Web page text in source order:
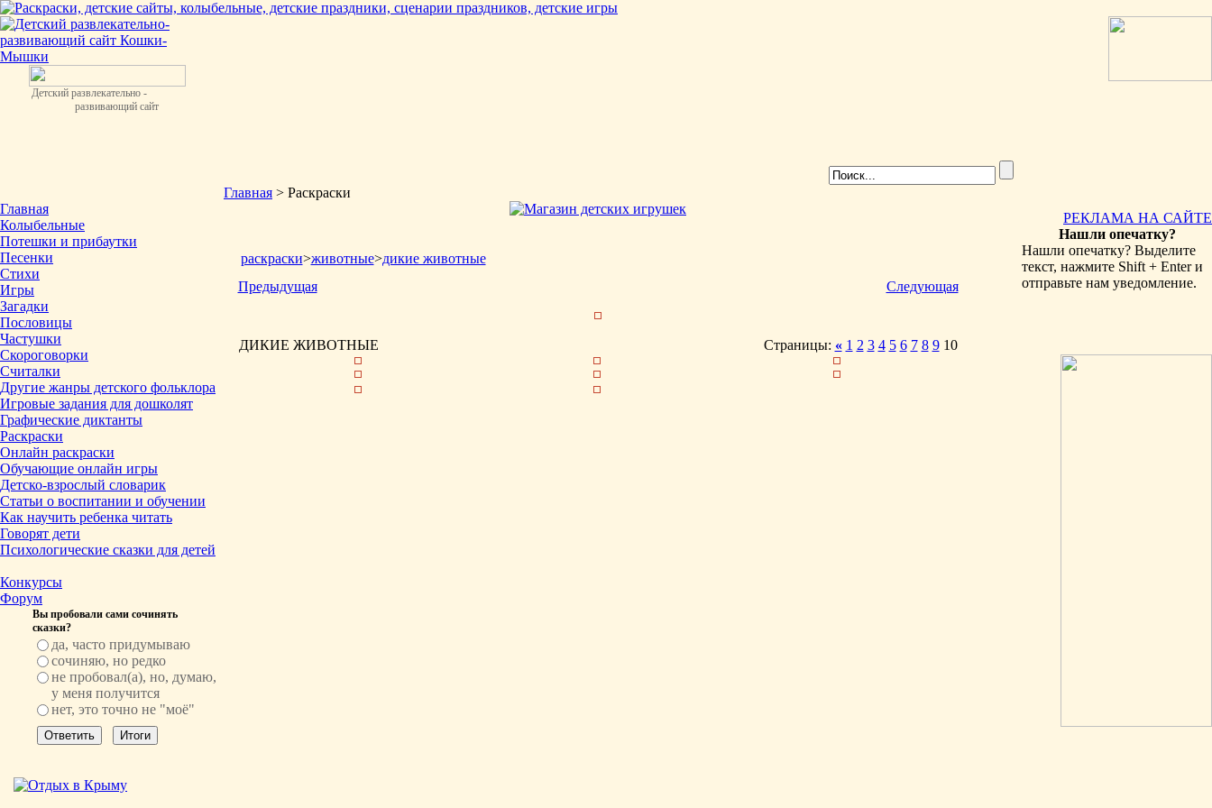
Детский развлекательно -
развивающий сайт
Главная
Колыбельные
Потешки и прибаутки
Песенки
Стихи
Игры
Загадки
Пословицы
Частушки
Скороговорки
Считалки
Другие жанры детского фольклора
Игровые задания для дошколят
Графические диктанты
Раскраски
Онлайн раскраски
Обучающие онлайн игры
Детско-взрослый словарик
Статьи о воспитании и обучении
Как научить ребенка читать
Говорят дети
Психологические сказки для детей
Конкурсы
Форум
Вы пробовали сами сочинять
сказки?
да, часто придумываю
сочиняю, но редко
не пробовал(а), но, думаю,
у меня получится
нет, это точно не "моё"
Главная > Раскраски
раскраски>животные>дикие животные
Предыдущая
Следующая
ДИКИЕ ЖИВОТНЫЕ Страницы: « 1 2 3 4 5 6 7 8 910
РЕКЛАМА НА САЙТЕ
Нашли опечатку?
Нашли опечатку? Выделите
текст, нажмите Shift + Enter и
отправьте нам уведомление.